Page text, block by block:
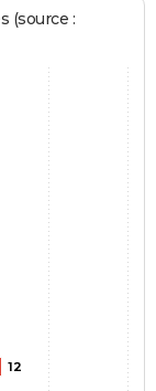
(source :
12